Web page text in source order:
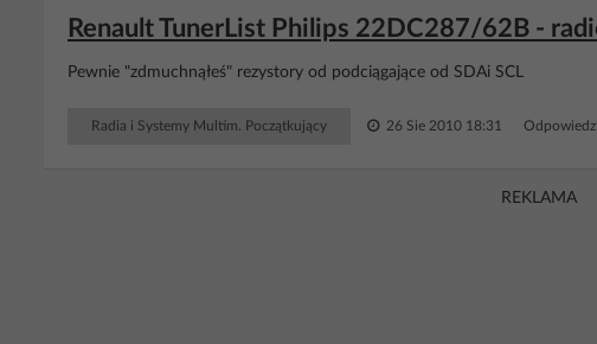
Renault TunerList Philips 22DC287/62B -
Pewnie "zdmuchnąłeś" rezystory od podciągające od SDAi SCL
Radia i Systemy Multim. Początkujący 26 Sie 2010 18:31
REKLAMA